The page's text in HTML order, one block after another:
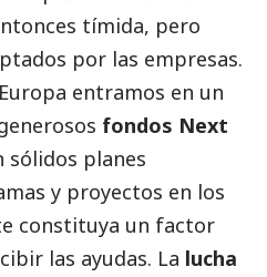
tímida, pero
por las empresas.
entramos en un
fondos Next
sólidos planes
y proyectos en los
constituya un factor
las ayudas. La lucha